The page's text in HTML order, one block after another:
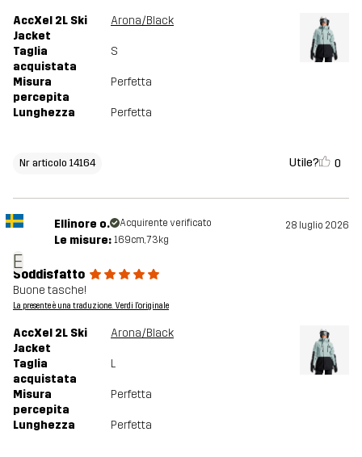
AccXel 2L Ski
Jacket
Arona/Black
Taglia
acquistata
S
Misura
percepita
Perfetta
Lunghezza Perfetta
Nr articolo 14164 Utile? 0
E
Ellinore o. Acquirente verificato 28 luglio 2026
Le misure: 169cm, 73kg
Soddisfatto
Buone tasche!
La presente è una traduzione. Verdi l'originale
AccXel 2L Ski
Jacket
Arona/Black
Taglia
acquistata
L
Misura
percepita
Perfetta
Lunghezza Perfetta